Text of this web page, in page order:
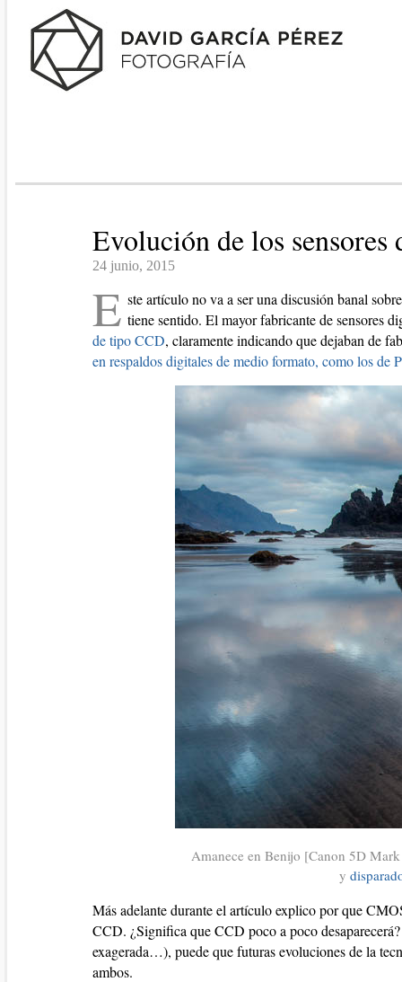
Evolución de los
24 junio, 2015
E ste artículo no va a ser una discusión banal
tiene sentido. El mayor fabricante de sensores
de tipo CCD, claramente indicando que dejaban de
en respaldos digitales de medio formato, como los de
Amanece en Benijo [Canon 5D
y
Más adelante durante el artículo explico por que
CCD. ¿Significa que CCD poco a poco
exagerada…), puede que futuras evoluciones de la
ambos.